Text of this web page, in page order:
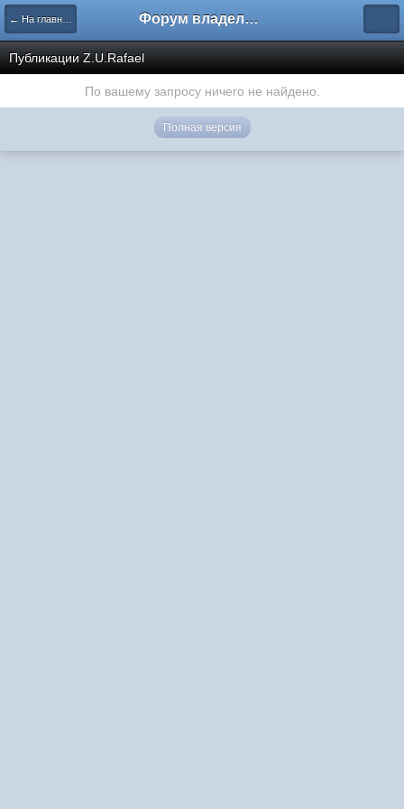
← На главную Форум владельцев интернет-магазинов
Публикации Z.U.Rafael
По вашему запросу ничего не найдено.
Полная версия